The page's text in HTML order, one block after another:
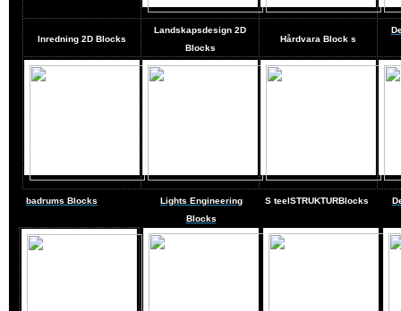
Inredning 2D Blocks
Landskapsdesign 2D
Blocks
Hårdvara Block s
badrums Blocks
Lights Engineering
Blocks
SteelSTRUKTURBlocks